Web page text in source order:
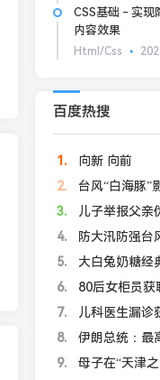
CSS基础 - 实现
内容效果
Html/Css
百度热搜
1
向新 向前
2
台风“白海豚”
3
4
5
大白兔奶糖经
6
80后女柜员获
7
8
9
母子在“天津